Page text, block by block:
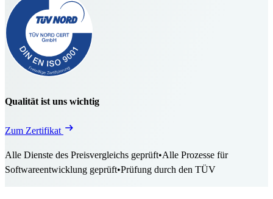
Qualität ist uns wichtig
Zum Zertifikat
Alle Dienste des Preisvergleichs geprüft•Alle Prozesse für
Softwareentwicklung geprüft•Prüfung durch den TÜV